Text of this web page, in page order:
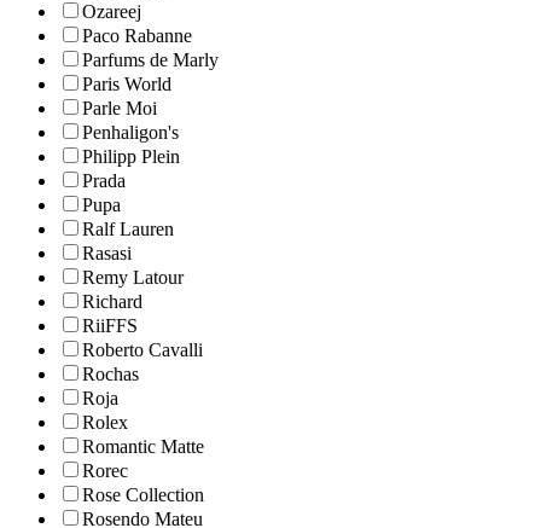
Ozareej
Paco Rabanne
Parfums de Marly
Paris World
Parle Moi
Penhaligon's
Philipp Plein
Prada
Pupa
Ralf Lauren
Rasasi
Remy Latour
Richard
RiiFFS
Roberto Cavalli
Rochas
Roja
Rolex
Romantic Matte
Rorec
Rose Collection
Rosendo Mateu